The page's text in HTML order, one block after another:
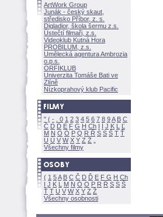
ArtWork Group
Junák - český skaut,
středisko Příbor, z. s.
Digladior, škola šermu z.s.
Ústečtí filmaři, z.s.
Videoklub Kutná Hora
PROBILUM, z.s.
Umělecká agentura Ambrozia
o.p.s.
ORFIKLUB
Univerzita Tomáše Bati ve
Zlíně
Nízkoprahový klub Pacific
" ( - 0 1 2 3 4 5 6 7 8 9A B C
Č D Ď E F G H Ch I Í J K L
Ľ
M N O Ó P Q R Ř S Ś T Ť
U Ú V W X Y Z
Všechny filmy
( 1 5A B C Č D Ď E F G H Ch
I J K L M N Ó O P R Ř S Ś
Ť T U V W X Y Z
Všechny osobnosti